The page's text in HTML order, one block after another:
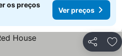
os preços
Ver preços
Partilhar